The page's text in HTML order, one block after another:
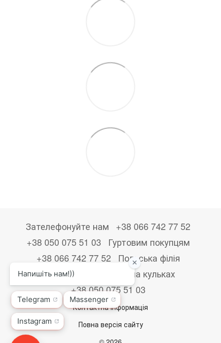
Зателефонуйте нам
+38 066 742 77 52
+38 050 075 51 03
Гуртовим покупцям
+38 066 742 77 52
Польська філія
+48533867723
Друк на кульках
+38 050 075 51 03
Контактна інформація
Повна версія сайту